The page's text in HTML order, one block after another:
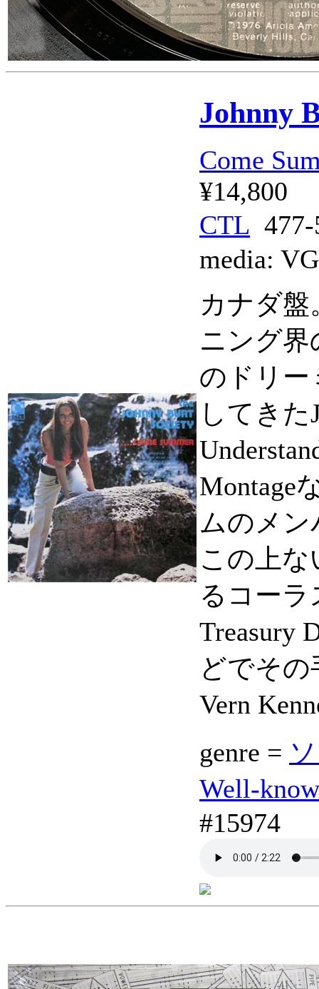
Johnny
Come
¥14,800
CTL
media:
カナダ
ニング界
のドリー
してきた
Montage
ムのメン
この上
るコーラ
Treasury
どでそ
Vern
genre =
Well-
#15974